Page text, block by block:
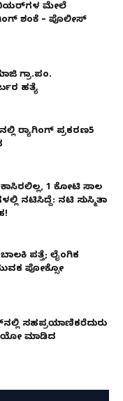
ಮೇಲೆ
ಶಂಕೆ – ಪೊಲೀಸ್
ಗ್ರಾ.ಪಂ.
ಹತ್ಯೆ
ರ‌್ಯಾಗಿಂಗ್ ಪ್ರಕರಣ5
₹1 ಕೋಟಿ ಸಾಲ
ನಟಿಸಿದ್ದೆ: ನಟಿ ಸುಸ್ಮಿತಾ
ಪತ್ತೆ; ಲೈಂಗಿಕ
ಪೋಕ್ಸೋ
ಸಹಪ್ರಯಾಣಿಕರೆದುರು
ಮಾಡಿದ